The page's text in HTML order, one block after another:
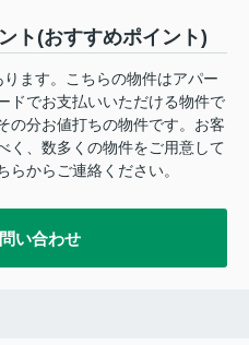
ト(おすすめポイント)
ます。こちらの物件はアパー
ドでお支払いいただける物件で
の分お値打ちの物件です。お客
く、数多くの物件をご用意して
からご連絡ください。
い合わせ